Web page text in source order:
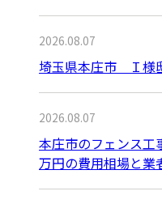
2026.08.07
埼玉県本庄市 Ｉ様
2026.08.07
本庄市のフェンス工
万円の費用相場と業